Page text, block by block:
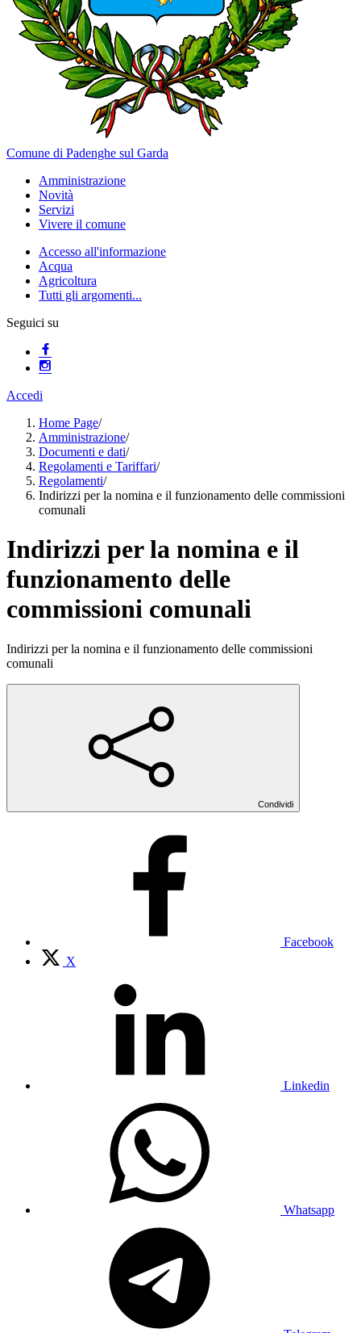
Comune di Padenghe sul Garda
Amministrazione
Novità
Servizi
Vivere il comune
Accesso all'informazione
Acqua
Agricoltura
Tutti gli argomenti...
Seguici su
Accedi
Home Page/
Amministrazione/
Documenti e dati/
Regolamenti e Tariffari/
Regolamenti/
Indirizzi per la nomina e il funzionamento delle commissioni
comunali
Indirizzi per la nomina e il
funzionamento delle
commissioni comunali
Indirizzi per la nomina e il funzionamento delle commissioni
comunali
Condividi
Facebook
X
Linkedin
Whatsapp